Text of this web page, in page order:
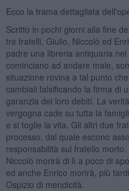
Ecco la trama dettagliata
Scritto in pochi giorni alla fine
tre fratelli, Giulio, Niccolò ed
padre una libreria antiquaria
cominciano ad andare male,
situazione rovina a tal punto
cambiali falsificando la firma di
garanzia dei loro debiti. La
vergogna cade su tutta la
e si toglie la vita. Gli altri due
processo, dal quale escono
responsabilità sul fratello
Niccolò morirà di lì a poco di
ed anche Enrico morirà, più
Ospizio di mendicità.